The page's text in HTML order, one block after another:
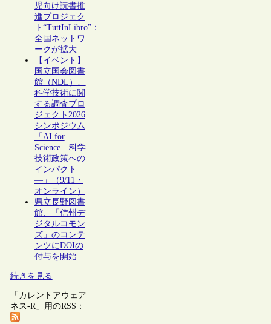
児向け読書推
進プロジェク
ト“TuttInLibro”：
全国ネットワ
ークが拡大
【イベント】
国立国会図書
館（NDL）、
科学技術に関
する調査プロ
ジェクト2026
シンポジウム
「AI for
Science―科学
技術政策への
インパクト
―」（9/11・
オンライン）
県立長野図書
館、「信州デ
ジタルコモン
ズ」のコンテ
ンツにDOIの
付与を開始
続きを見る
「カレントアウェア
ネス-R」用のRSS：